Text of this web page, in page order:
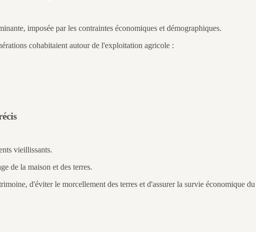
imposée par les contraintes économiques et démographiques.
cohabitaient autour de l'exploitation agricole :
vieillissants.
de la maison et des terres.
d'éviter le morcellement des terres et d'assurer la survie économique